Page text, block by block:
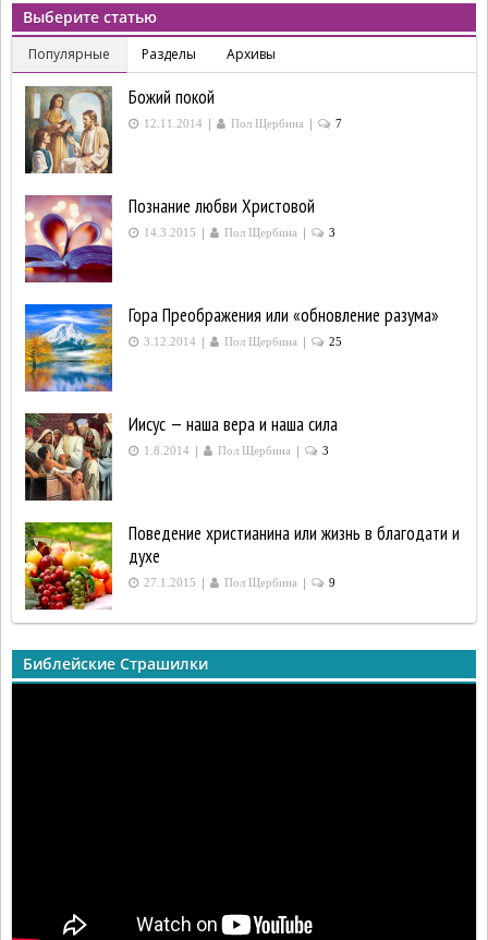
Выберите статью
Популярные Разделы Архивы
Божий покой
12.11.2014 | Пол Щербина | 7
Познание любви Христовой
14.3.2015 | Пол Щербина | 3
Гора Преображения или «обновление разума»
3.12.2014 | Пол Щербина | 25
Иисус — наша вера и наша сила
1.8.2014 | Пол Щербина | 3
Поведение христианина или жизнь в благодати и
духе
27.1.2015 | Пол Щербина | 9
Библейские Страшилки